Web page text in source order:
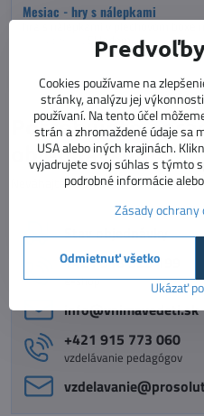
Mesiac - hry s nálepkami
hra s nálepkami v plechovom boxe
Skladom
Potrebujete
objednávkou?
Neváhajte nás kontaktovať :)
Stav objednávky
+421 918 322 199
e-shop
info​@vnimavedeti​.sk
+421 915 773 060
vzdelávanie pedagógov
Cookies používame na
stránky, analýzu jej
používaní. Na tento účel
strán a zhromaždené údaje sa
USA alebo iných krajinách.
vyjadrujete svoj súhlas s týmto
podrobné informácie
Zásady ochrany
Ukázať
Odmietnuť všetko